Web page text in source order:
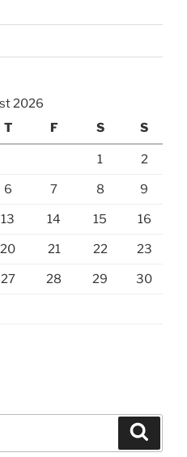
2026
T F S S
1 2
6 7 8 9
13 14 15 16
20 21 22 23
27 28 29 30